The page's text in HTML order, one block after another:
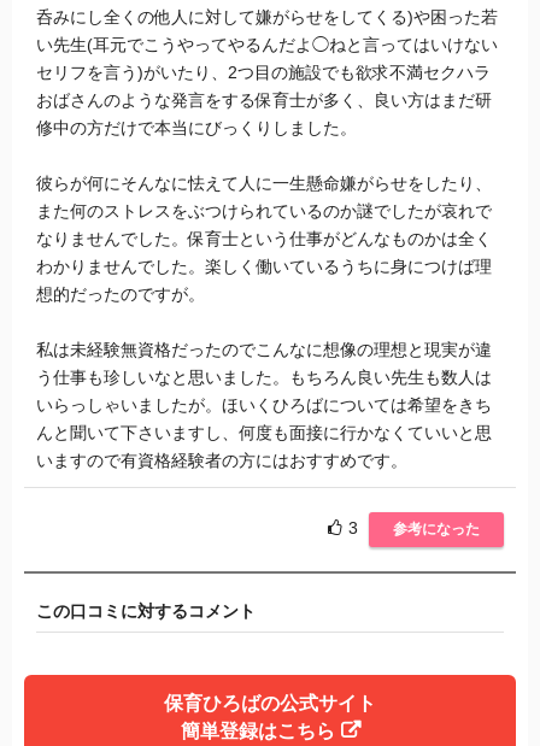
呑みにし全くの他人に対して嫌がらせをしてくる)や困った若
い先生(耳元でこうやってやるんだよ◯ねと言ってはいけない
セリフを言う)がいたり、2つ目の施設でも欲求不満セクハラ
おばさんのような発言をする保育士が多く、良い方はまだ研
修中の方だけで本当にびっくりしました。
彼らが何にそんなに怯えて人に一生懸命嫌がらせをしたり、
また何のストレスをぶつけられているのか謎でしたが哀れで
なりませんでした。保育士という仕事がどんなものかは全く
わかりませんでした。楽しく働いているうちに身につけば理
想的だったのですが。
私は未経験無資格だったのでこんなに想像の理想と現実が違
う仕事も珍しいなと思いました。もちろん良い先生も数人は
いらっしゃいましたが。ほいくひろばについては希望をきち
んと聞いて下さいますし、何度も面接に行かなくていいと思
いますので有資格経験者の方にはおすすめです。
3 参考になった
この口コミに対するコメント
保育ひろばの公式サイト
簡単登録はこちら